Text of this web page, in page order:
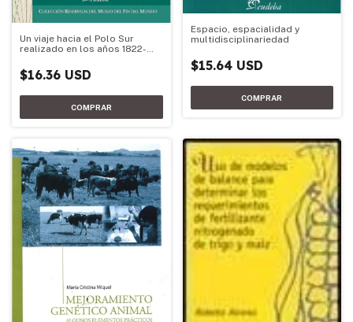
Un viaje hacia el Polo Sur
realizado en los años 1822-
$16.36 USD
Espacio, espacialidad y
multidisciplinariedad
$15.64 USD